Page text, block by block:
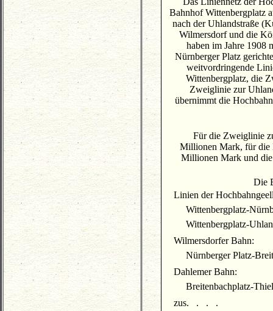
Bahnhof Wittenbergplatz
nach der Uhlandstraße
Wilmersdorf und die
haben im Jahre 1908
Nürnberger Platz
weitvordringende
Wittenbergplatz, die
Zweiglinie zur
übernimmt die
Für die Zweiglinie
Millionen Mark, für die
Millionen Mark und die
Die
Linien der
Wittenbergplatz-
Wittenbergplatz-
Wilmersdorfer Bahn:
Nürnberger Platz-
Dahlemer Bahn:
Breitenbachplatz-
zus. . . .